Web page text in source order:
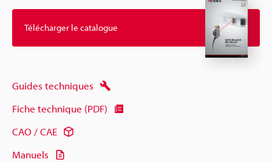
Télécharger le catalogue
Guides techniques
Fiche technique (PDF)
CAO / CAE
Manuels